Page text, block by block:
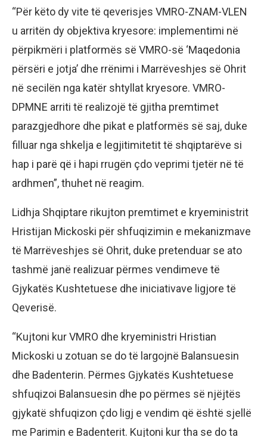
“Për këto dy vite të qeverisjes VMRO-ZNAM-VLEN
u arritën dy objektiva kryesore: implementimi në
përpikmëri i platformës së VMRO-së ‘Maqedonia
përsëri e jotja’ dhe rrënimi i Marrëveshjes së Ohrit
në secilën nga katër shtyllat kryesore. VMRO-
DPMNE arriti të realizojë të gjitha premtimet
parazgjedhore dhe pikat e platformës së saj, duke
filluar nga shkelja e legjitimitetit të shqiptarëve si
hap i parë që i hapi rrugën çdo veprimi tjetër në të
ardhmen”, thuhet në reagim.
Lidhja Shqiptare rikujton premtimet e kryeministrit
Hristijan Mickoski për shfuqizimin e mekanizmave
të Marrëveshjes së Ohrit, duke pretenduar se ato
tashmë janë realizuar përmes vendimeve të
Gjykatës Kushtetuese dhe iniciativave ligjore të
Qeverisë.
“Kujtoni kur VMRO dhe kryeministri Hristian
Mickoski u zotuan se do të largojnë Balansuesin
dhe Badenterin. Përmes Gjykatës Kushtetuese
shfuqizoi Balansuesin dhe po përmes së njëjtës
gjykatë shfuqizon çdo ligj e vendim që është sjellë
me Parimin e Badenterit. Kujtoni kur tha se do ta